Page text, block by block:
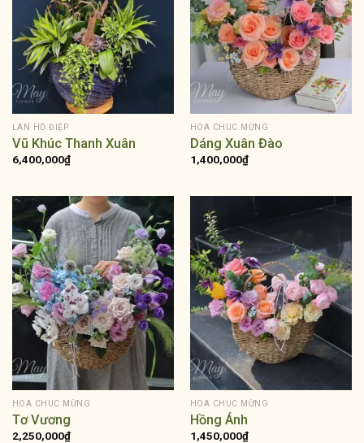
LAN HỒ ĐIỆP
Vũ Khúc Thanh Xuân
6,400,000₫
HOA CHÚC MỪNG
Dáng Xuân Đào
1,400,000₫
HOA CHÚC MỪNG
Tơ Vương
2,250,000₫
HOA CHÚC MỪNG
Hồng Ánh
1,450,000₫